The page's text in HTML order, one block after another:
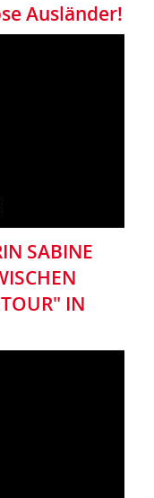
Ausländer!
SABINE
IN